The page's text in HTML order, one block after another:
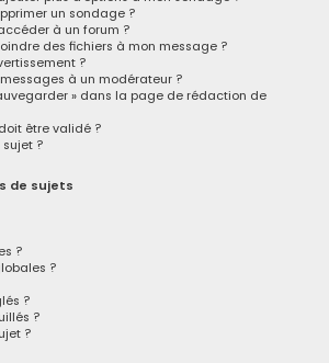
un sondage ?
à un forum ?
des fichiers à mon message ?
?
à un modérateur ?
» dans la page de rédaction de
être validé ?
?
de sujets
?
?
?
?
?